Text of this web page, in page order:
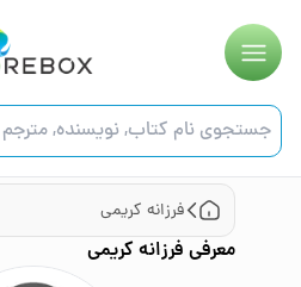
فرزانه کریمی
معرفی فرزانه کریمی